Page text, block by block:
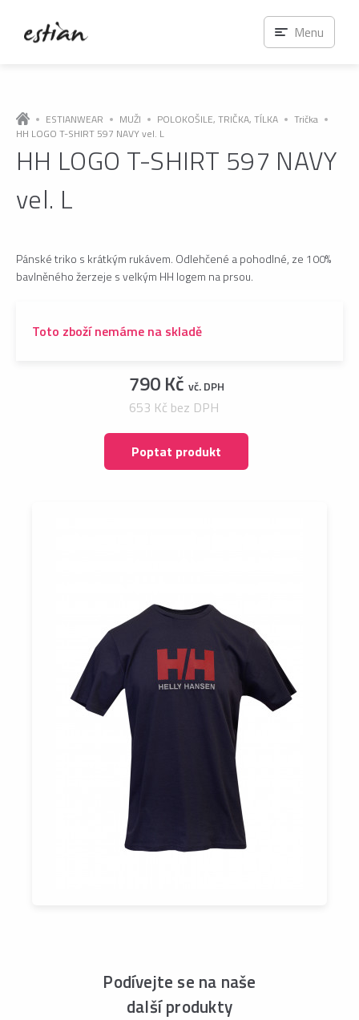
ESTIANWEAR MUŽI POLOKOŠILE, TRIČKA, TÍLKA
Trička
HH LOGO T-SHIRT 597 NAVY vel. L
HH LOGO T-SHIRT 597 NAVY
vel. L
Pánské triko s krátkým rukávem. Odlehčené a pohodlné, ze 100%
bavlněného žerzeje s velkým HH logem na prsou.
Toto zboží nemáme na skladě
790 Kč vč. DPH
653 Kč bez DPH
Poptat produkt
Podívejte se na naše
další produkty
Menu